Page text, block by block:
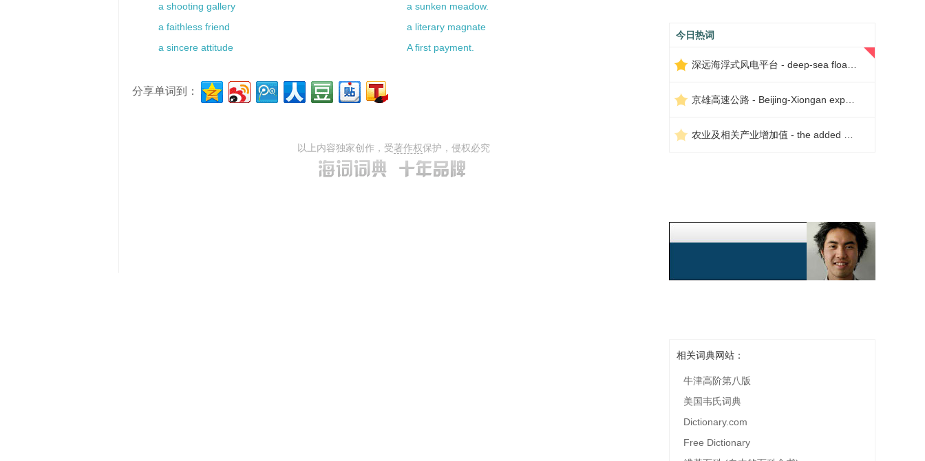
a shooting gallery
a sunken meadow.
a faithless friend
a literary magnate
a sincere attitude
A first payment.
分享单词到：
以上内容独家创作，受著作权保护，侵权必究
今日热词
相关词典网站：
牛津高阶第八版
美国韦氏词典
Dictionary.com
Free Dictionary